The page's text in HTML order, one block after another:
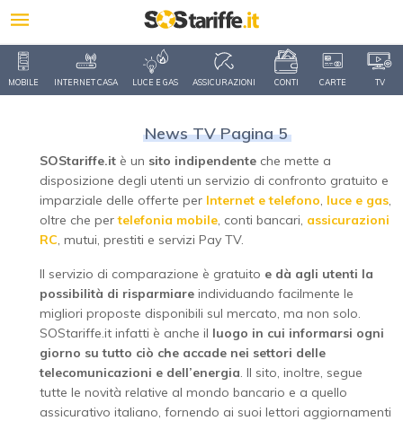
MOBILE INTERNET CASA LUCE E GAS ASSICURAZIONI CONTI CARTE TV
News TV Pagina 5
SOStariffe.it è un sito indipendente che mette a
disposizione degli utenti un servizio di confronto gratuito e
imparziale delle offerte per Internet e telefono, luce e gas,
oltre che pertelefonia mobile, conti bancari, assicurazioni
RC, mutui, prestiti e servizi Pay TV.
Il servizio di comparazione è gratuito e dà agli utenti la
possibilità di risparmiare individuando facilmente le
migliori proposte disponibili sul mercato, ma non solo.
SOStariffe.it infatti è anche il luogo in cui informarsi ogni
giorno su tutto ciò che accade nei settori delle
telecomunicazioni e dell’energia. Il sito, inoltre, segue
tutte le novità relative al mondo bancario e a quello
assicurativo italiano, fornendo ai suoi lettori aggiornamenti